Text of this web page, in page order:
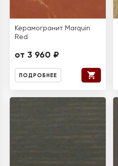
Керамогранит Marquin
Red
от 3 960 ₽
ПОДРОБНЕЕ